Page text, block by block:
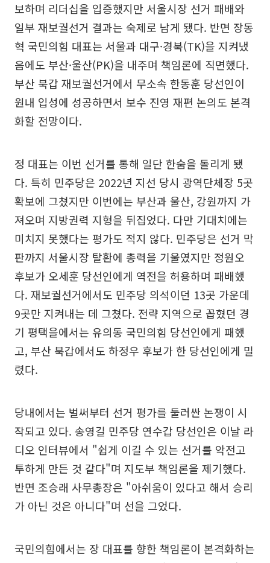
보하며 리더십을 입증했지만 서울시장 선거 패배와
일부 재보궐선거 결과는 숙제로 남게 됐다. 반면 장동
혁 국민의힘 대표는 서울과 대구·경북(TK)을 지켜냈
음에도 부산·울산(PK)을 내주며 책임론에 직면했다.
부산 북갑 재보궐선거에서 무소속 한동훈 당선인이
원내 입성에 성공하면서 보수 진영 재편 논의도 본격
화할 전망이다.
정 대표는 이번 선거를 통해 일단 한숨을 돌리게 됐
다. 특히 민주당은 2022년 지선 당시 광역단체장 5곳
확보에 그쳤지만 이번에는 부산과 울산, 강원까지 가
져오며 지방권력 지형을 뒤집었다. 다만 기대치에는
미치지 못했다는 평가도 적지 않다. 민주당은 선거 막
판까지 서울시장 탈환에 총력을 기울였지만 정원오
후보가 오세훈 당선인에게 역전을 허용하며 패배했
다. 재보궐선거에서도 민주당 의석이던 13곳 가운데
9곳만 지켜내는 데 그쳤다. 전략 지역으로 꼽혔던 경
기 평택을에서는 유의동 국민의힘 당선인에게 패했
고, 부산 북갑에서도 하정우 후보가 한 당선인에게 밀
렸다.
당내에서는 벌써부터 선거 평가를 둘러싼 논쟁이 시
작되고 있다. 송영길 민주당 연수갑 당선인은 이날 라
디오 인터뷰에서 "쉽게 이길 수 있는 선거를 악전고
투하게 만든 것 같다"며 지도부 책임론을 제기했다.
반면 조승래 사무총장은 "아쉬움이 있다고 해서 승리
가 아닌 것은 아니다"며 선을 그었다.
국민의힘에서는 장 대표를 향한 책임론이 본격화하는